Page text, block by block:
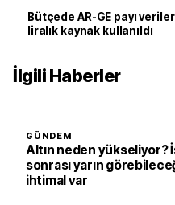
Bütçede AR-GE payı
liralık kaynak kullanıldı
İlgili Haberler
GÜNDEM
Altın neden yükseliyor?
sonrası yarın
ihtimal var